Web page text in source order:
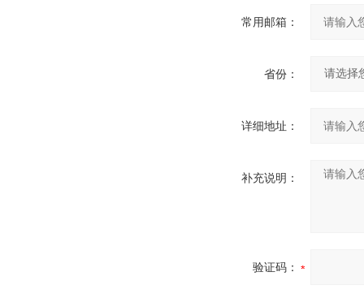
常用邮箱：
省份：
详细地址：
补充说明：
验证码：